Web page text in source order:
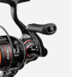
braucht,
Sache für
wenn mehr
sind. Ab
Das passt gut